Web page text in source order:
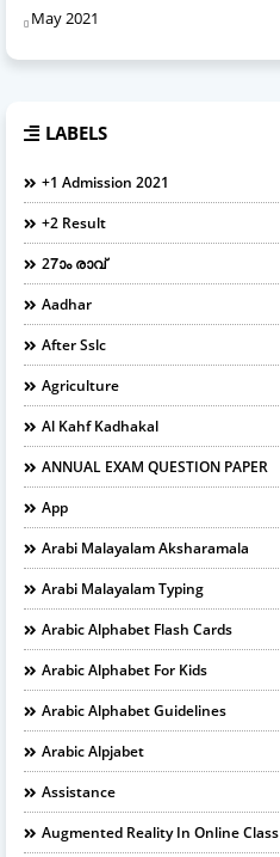
May 2021
LABELS
+1 Admission 2021
+2 Result
27ാം രാവ്
Aadhar
After Sslc
Agriculture
Al Kahf Kadhakal
ANNUAL EXAM QUESTION PAPER
App
Arabi Malayalam Aksharamala
Arabi Malayalam Typing
Arabic Alphabet Flash Cards
Arabic Alphabet For Kids
Arabic Alphabet Guidelines
Arabic Alpjabet
Assistance
Augmented Reality In Online Class